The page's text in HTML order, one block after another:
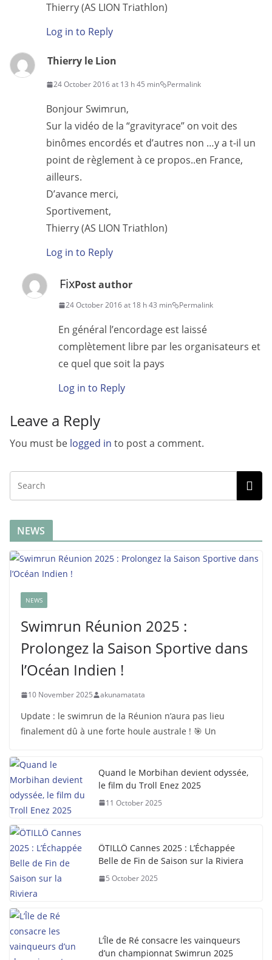
Thierry (AS LION Triathlon)
Log in to Reply
Thierry le Lion
24 October 2016 at 13 h 45 min Permalink
Bonjour Swimrun,
Sur la vidéo de la “gravityrace” on voit des
binômes encordés et d’autres non …y a t-il un
point de règlement à ce propos..en France,
ailleurs.
D’avance merci,
Sportivement,
Thierry (AS LION Triathlon)
Log in to Reply
FixPost author
24 October 2016 at 18 h 43 min Permalink
En général l’encordage est laissé
complètement libre par les organisateurs et
ce quel que soit la pays
Log in to Reply
Leave a Reply
You must be logged in to post a comment.
NEWS
NEWS
Swimrun Réunion 2025 :
Prolongez la Saison Sportive dans
l’Océan Indien !
10 November 2025 akunamatata
Update : le swimrun de la Réunion n’aura pas lieu
finalement dû à une forte houle australe ! 🎯 Un
Quand le Morbihan devient odyssée,
le film du Troll Enez 2025
11 October 2025
ÖTILLÖ Cannes 2025 : L’Échappée
Belle de Fin de Saison sur la Riviera
5 October 2025
L’Île de Ré consacre les vainqueurs
d’un championnat Swimrun 2025